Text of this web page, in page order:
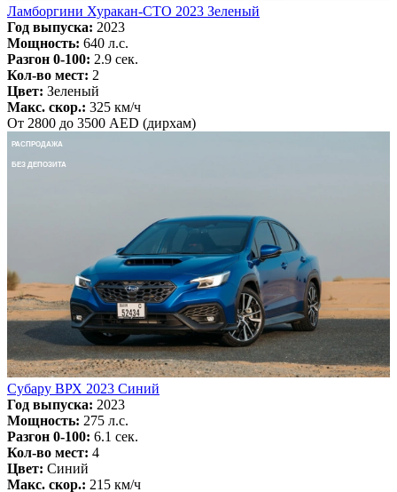
Ламборгини Хуракан-СТО 2023 Зеленый
Год выпуска: 2023
Мощность: 640 л.с.
Разгон 0-100: 2.9 сек.
Кол-во мест: 2
Цвет: Зеленый
Макс. скор.: 325 км/ч
От 2800 до 3500 AED (дирхам)
РАСПРОДАЖА
БЕЗ ДЕПОЗИТА
Субару ВРХ 2023 Синий
Год выпуска: 2023
Мощность: 275 л.с.
Разгон 0-100: 6.1 сек.
Кол-во мест: 4
Цвет: Синий
Макс. скор.: 215 км/ч